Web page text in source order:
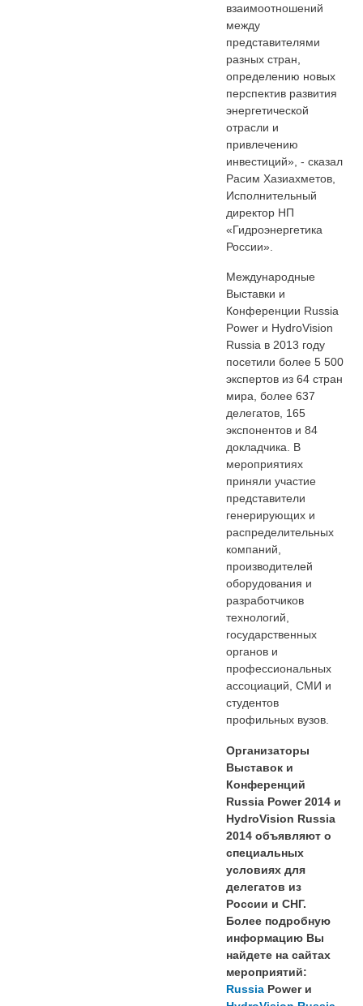
взаимоотношений
между
представителями
разных стран,
определению новых
перспектив развития
энергетической
отрасли и
привлечению
инвестиций», - сказал
Расим Хазиахметов,
Исполнительный
директор НП
«Гидроэнергетика
России».
Международные
Выставки и
Конференции Russia
Power и HydroVision
Russia в 2013 году
посетили более 5 500
экспертов из 64 стран
мира, более 637
делегатов, 165
экспонентов и 84
докладчика. В
мероприятиях
приняли участие
представители
генерирующих и
распределительных
компаний,
производителей
оборудования и
разработчиков
технологий,
государственных
органов и
профессиональных
ассоциаций, СМИ и
студентов
профильных вузов.
Организаторы
Выставок и
Конференций
Russia Power2014 и
HydroVision Russia
2014 объявляют о
специальных
условиях для
делегатов из
России и СНГ.
Более подробную
информацию Вы
найдете на сайтах
мероприятий:
Russia Powerи